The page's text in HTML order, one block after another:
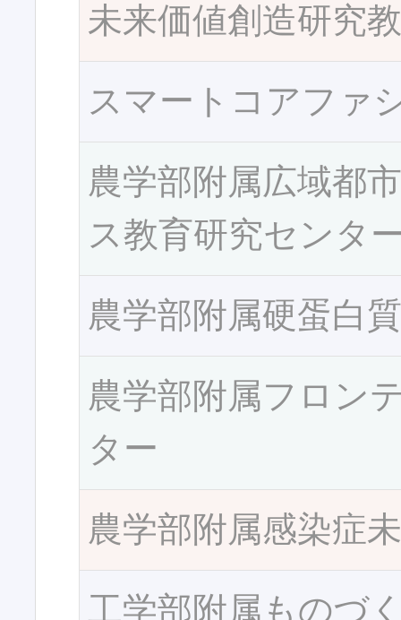
未来価値創造研究
スマートコアファ
農学部附属広域都
ス教育研究センタ
農学部附属硬蛋白
農学部附属フロン
ター
農学部附属感染症
工学部附属ものづ